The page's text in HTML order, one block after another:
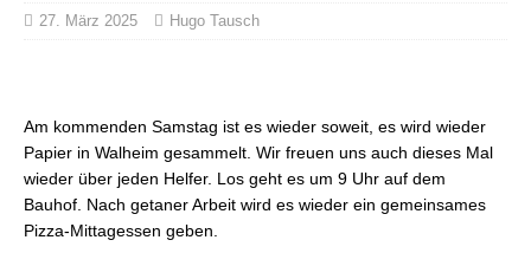
27. März 2025 Hugo Tausch
Am kommenden Samstag ist es wieder soweit, es wird wieder
Papier in Walheim gesammelt. Wir freuen uns auch dieses Mal
wieder über jeden Helfer. Los geht es um 9 Uhr auf dem
Bauhof. Nach getaner Arbeit wird es wieder ein gemeinsames
Pizza-Mittagessen geben.